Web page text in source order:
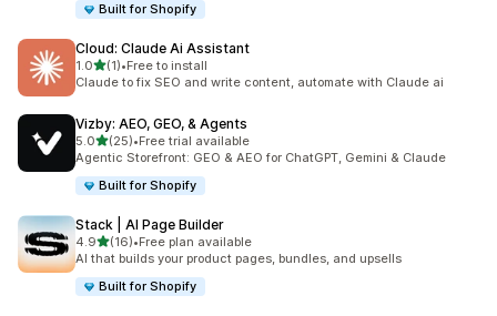
Built for Shopify
Cloud: Claude Ai Assistant
1.05つ星中
(1)
合計レビュー数：1件
•Free to install
Claude to fix SEO and write content, automate with Claude ai
Vizby: AEO, GEO, & Agents
5.05つ星中
(25)
合計レビュー数：25件
•Free trial available
Agentic Storefront: GEO & AEO for ChatGPT, Gemini & Claude
Built for Shopify
Stack | AI Page Builder
4.95つ星中
(16)
合計レビュー数：16件
•Free plan available
AI that builds your product pages, bundles, and upsells
Built for Shopify